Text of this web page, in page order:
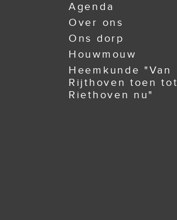
Agenda
Over ons
Ons dorp
Houwmouw
Heemkunde "Van
Rijthoven toen tot
Riethoven nu"